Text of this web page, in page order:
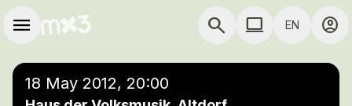
Skip to main content
Main navigation
menu search COMPUTER USE
computer EN account_circle
18 May 2012, 20:00
Add to a playlist close